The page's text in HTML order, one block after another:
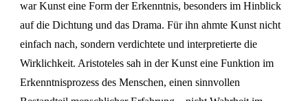
war Kunst eine Form der Erkenntnis, besonders im Hinblick
auf die Dichtung und das Drama. Für ihn ahmte Kunst nicht
einfach nach, sondern verdichtete und interpretierte die
Wirklichkeit. Aristoteles sah in der Kunst eine Funktion im
Erkenntnisprozess des Menschen, einen sinnvollen